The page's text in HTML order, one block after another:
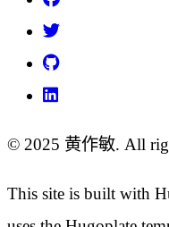
© 2025 黄作敏. All
This site is built with